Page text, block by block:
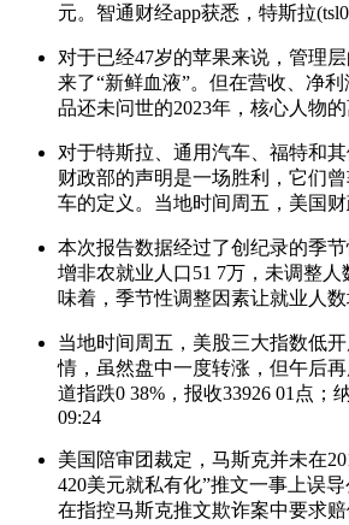
元。智通财经app获悉，特斯拉(tsl
对于已经47岁的苹果来说，管理
来了“新鲜血液”。但在营收、净
品还未问世的2023年，核心人物
对于特斯拉、通用汽车、福特和其
财政部的声明是一场胜利，它们
车的定义。当地时间周五，美国
本次报告数据经过了创纪录的季
增非农就业人口51 7万，未调整人
味着，季节性调整因素让就业人
当地时间周五，美股三大指数低
情，虽然盘中一度转涨，但午后再
道指跌0 38%，报收33926 01点；
09:24
美国陪审团裁定，马斯克并未在
420美元就私有化”推文一事上误
在指控马斯克推文欺诈案中要求